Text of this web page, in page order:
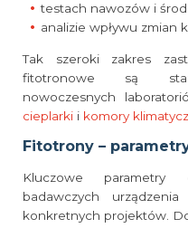
testach nawozów i
analizie wpływu zmian
Tak szeroki zakres
fitotronowe są
nowoczesnych
cieplarki i komory
Fitotrony –
Kluczowe parametry
badawczych
konkretnych projektów.